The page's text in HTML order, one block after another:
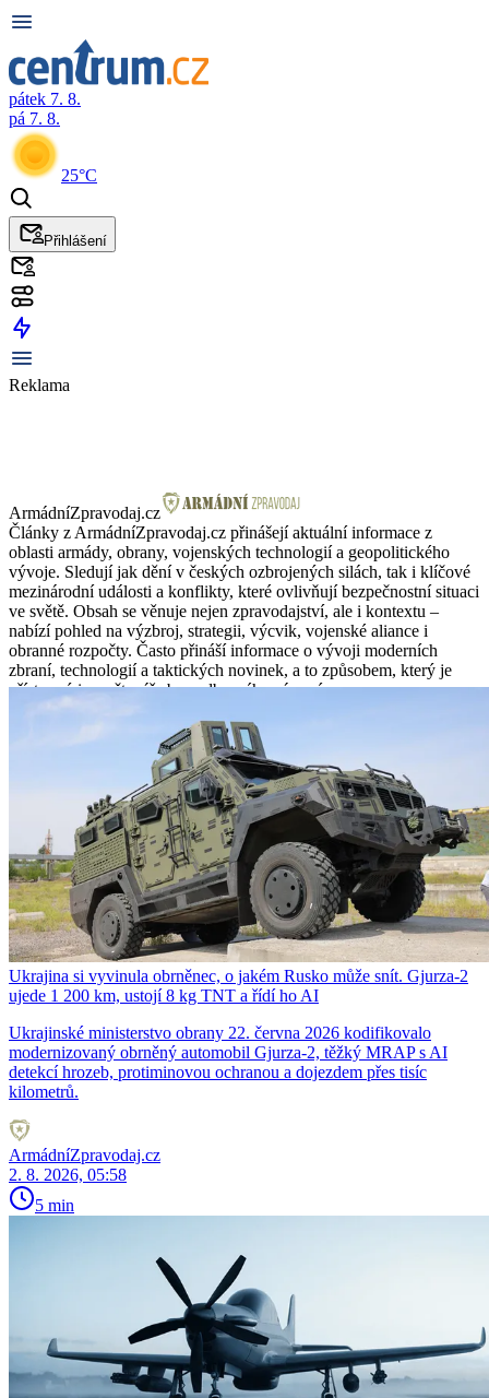
pátek 7. 8.
pá 7. 8.
25°C
Přihlášení
Reklama
ArmádníZpravodaj.cz
Články z ArmádníZpravodaj.cz přinášejí aktuální informace z
oblasti armády, obrany, vojenských technologií a geopolitického
vývoje. Sledují jak dění v českých ozbrojených silách, tak i klíčové
mezinárodní události a konflikty, které ovlivňují bezpečnostní situaci
ve světě. Obsah se věnuje nejen zpravodajství, ale i kontextu –
nabízí pohled na výzbroj, strategii, výcvik, vojenské aliance i
obranné rozpočty. Často přináší informace o vývoji moderních
zbraní, technologií a taktických novinek, a to způsobem, který je
přístupný i pro čtenáře bez odborného zázemí.
ArmádníZpravodaj.cz oslovuje každého, kdo se zajímá o
bezpečnost, obrannou politiku a armádní struktury – ať už z
profesního zájmu, vlastenectví nebo z čisté zvědavosti. Texty jsou
psané věcně, přehledně a se snahou přiblížit vojenská témata širší
veřejnosti. Vedle aktuálních zpráv se objevují i historické souvislosti,
profily techniky či osobností a analýzy klíčových událostí. Obsah
tak poskytuje nejen přehled, ale i hlubší porozumění složitému a
často opomíjenému světu obrany a mezinárodního napětí.
Ukrajina si vyvinula obrněnec, o jakém Rusko může snít. Gjurza-2
ujede 1 200 km, ustojí 8 kg TNT a řídí ho AI
Ukrajinské ministerstvo obrany 22. června 2026 kodifikovalo
modernizovaný obrněný automobil Gjurza-2, těžký MRAP s AI
detekcí hrozeb, protiminovou ochranou a dojezdem přes tisíc
kilometrů.
ArmádníZpravodaj.cz
2. 8. 2026, 05:58
5 min